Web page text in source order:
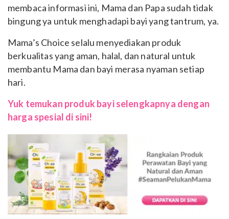
membaca informasi ini, Mama dan Papa sudah tidak
bingung ya untuk menghadapi bayi yang tantrum, ya.
Mama’s Choice selalu menyediakan produk
berkualitas yang aman, halal, dan natural untuk
membantu Mama dan bayi merasa nyaman setiap
hari.
Yuk temukan produk bayi selengkapnya dengan
harga spesial di sini!